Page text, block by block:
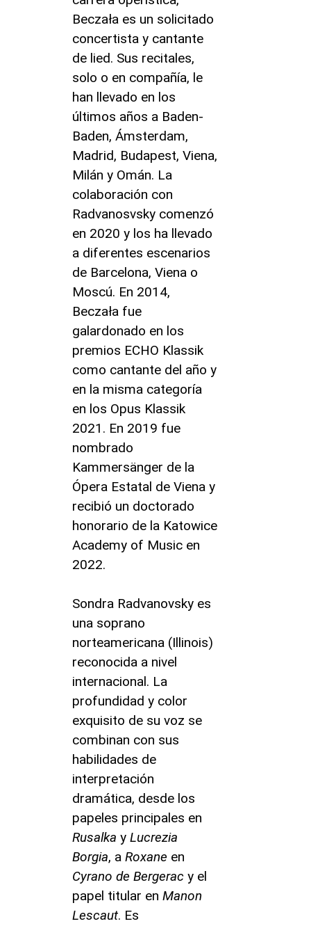
Beczała es un solicitado
concertista y cantante
de lied. Sus recitales,
solo o en compañía, le
han llevado en los
últimos años a Baden-
Baden, Ámsterdam,
Madrid, Budapest, Viena,
Milán y Omán. La
colaboración con
Radvanosvsky comenzó
en 2020 y los ha llevado
a diferentes escenarios
de Barcelona, Viena o
Moscú. En 2014,
Beczała fue
galardonado en los
premios ECHO Klassik
como cantante del año y
en la misma categoría
en los Opus Klassik
2021. En 2019 fue
nombrado
Kammersänger de la
Ópera Estatal de Viena y
recibió un doctorado
honorario de la Katowice
Academy of Music en
2022.
Sondra Radvanovsky es
una soprano
norteamericana (Illinois)
reconocida a nivel
internacional. La
profundidad y color
exquisito de su voz se
combinan con sus
habilidades de
interpretación
dramática, desde los
papeles principales en
Rusalka y Lucrezia
Borgia, a Roxane en
Cyrano de Bergerac y el
papel titular en Manon
Lescaut. Es